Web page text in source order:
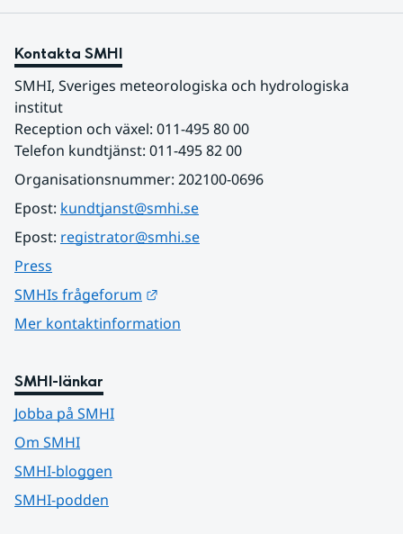
Kontakta SMHI
SMHI, Sveriges meteorologiska och hydrologiska
institut
Reception och växel: 011-495 80 00
Telefon kundtjänst: 011-495 82 00
Organisationsnummer: 202100-0696
Epost: kundtjanst@smhi.se
Epost: registrator@smhi.se
Press
SMHIs frågeforum
Mer kontaktinformation
SMHI-länkar
Jobba på SMHI
Om SMHI
SMHI-bloggen
SMHI-podden